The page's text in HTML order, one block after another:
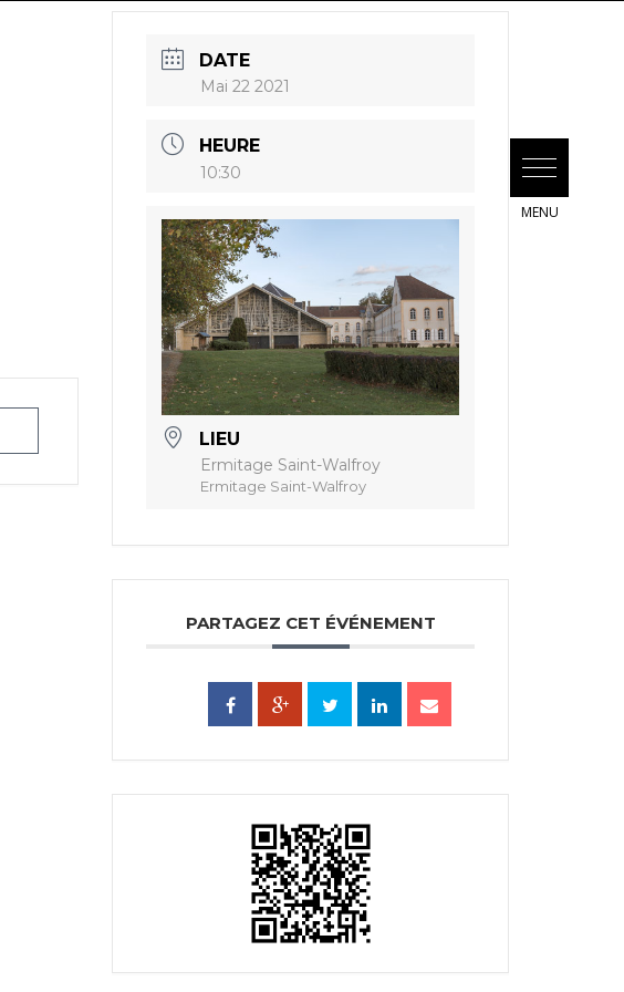
DATE
Mai 22 2021
HEURE
10:30
LIEU
Ermitage Saint-Walfroy
Ermitage Saint-Walfroy
PARTAGEZ CET ÉVÉNEMENT